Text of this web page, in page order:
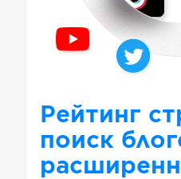
Рейтинг
поиск